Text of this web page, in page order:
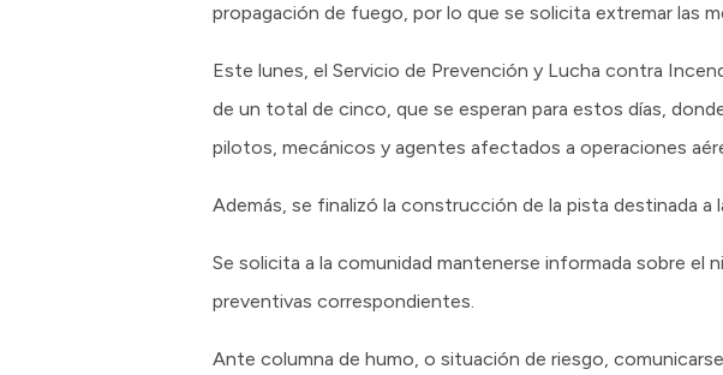
propagación de fuego, por lo que se solicita extremar las
Este lunes, el Servicio de Prevención y Lucha contra
de un total de cinco, que se esperan para estos días,
pilotos, mecánicos y agentes afectados a operaciones
Además, se finalizó la construcción de la pista destinada a
Se solicita a la comunidad mantenerse informada sobre el
preventivas correspondientes.
Ante columna de humo, o situación de riesgo,